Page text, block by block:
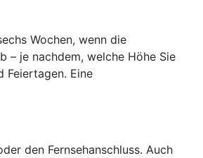
Wochen, wenn die
– je nachdem, welche Höhe Sie
Feiertagen. Eine
den Fernsehanschluss. Auch